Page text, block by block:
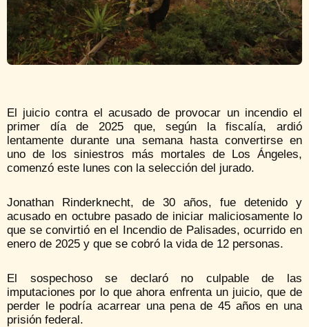
El juicio contra el acusado de provocar un incendio el
primer día de 2025 que, según la fiscalía, ardió
lentamente durante una semana hasta convertirse en
uno de los siniestros más mortales de Los Ángeles,
comenzó este lunes con la selección del jurado.
Jonathan Rinderknecht, de 30 años, fue detenido y
acusado en octubre pasado de iniciar maliciosamente lo
que se convirtió en el Incendio de Palisades, ocurrido en
enero de 2025 y que se cobró la vida de 12 personas.
El sospechoso se declaró no culpable de las
imputaciones por lo que ahora enfrenta un juicio, que de
perder le podría acarrear una pena de 45 años en una
prisión federal.